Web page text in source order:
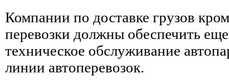
Компании по доставке грузов
перевозки должны обеспечить
техническое обслуживание
линии автоперевозок.